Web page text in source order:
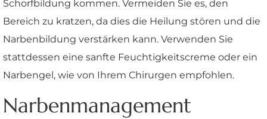
Schorfbildung kommen. Vermeiden Sie es, den
Bereich zu kratzen, da dies die Heilung stören und die
Narbenbildung verstärken kann. Verwenden Sie
stattdessen eine sanfte Feuchtigkeitscreme oder ein
Narbengel, wie von Ihrem Chirurgen empfohlen.
Narbenmanagement